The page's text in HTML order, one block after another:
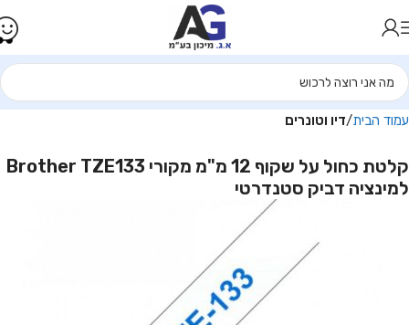
עמוד הבית דיו וטונרים
קלטת כחול על שקוף 12 מ"מ מקורי Brother TZE133
למינציה דביק סטנדרטי